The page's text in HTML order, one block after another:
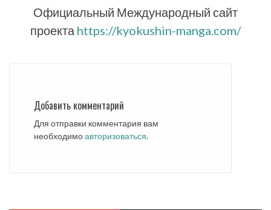
Официальный Международный сайт
проекта https://kyokushin-manga.com/
Добавить комментарий
Для отправки комментария вам
необходимоавторизоваться.